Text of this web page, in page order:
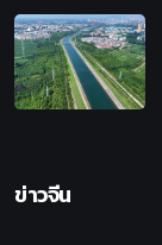
ข่าวจีน